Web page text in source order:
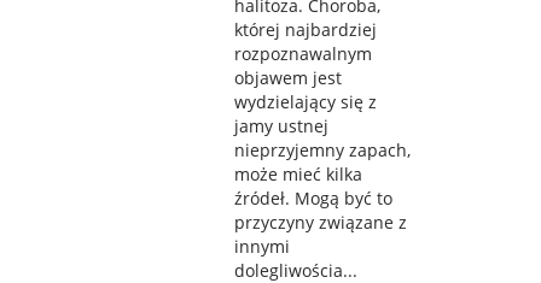
halitoza. Choroba,
której najbardziej
rozpoznawalnym
objawem jest
wydzielający się z
jamy ustnej
nieprzyjemny zapach,
może mieć kilka
źródeł. Mogą być to
przyczyny związane z
innymi
dolegliwościa...